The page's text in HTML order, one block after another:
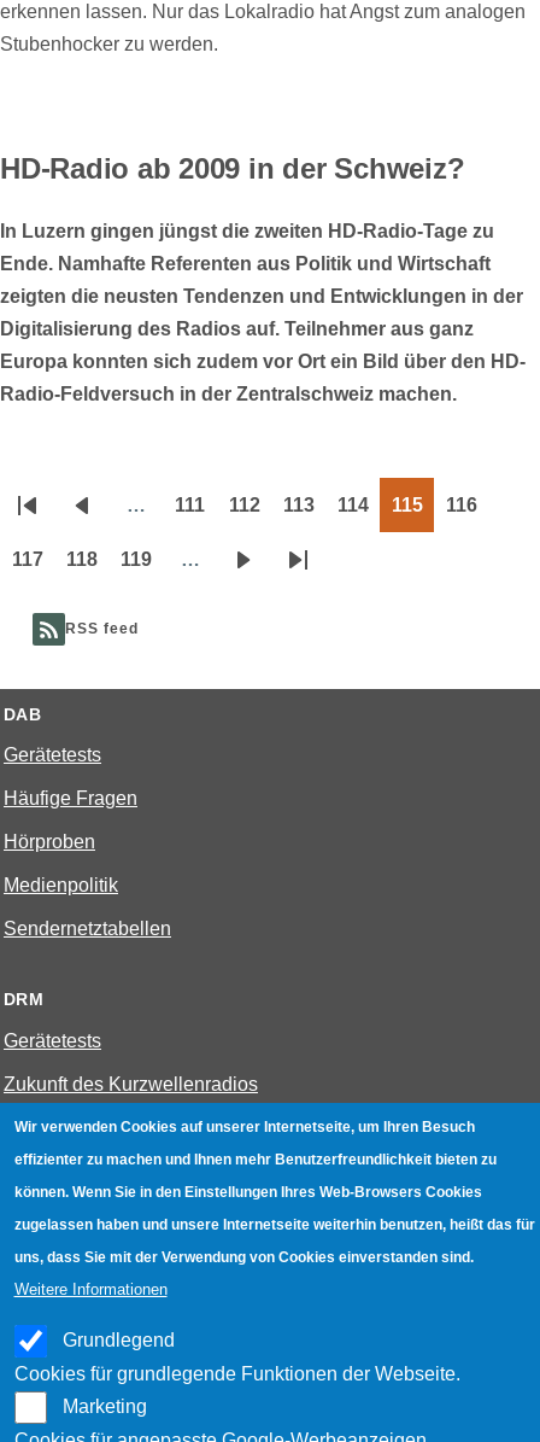
erkennen lassen. Nur das Lokalradio hat Angst zum analogen
Stubenhocker zu werden.
HD-Radio ab 2009 in der Schweiz?
In Luzern gingen jüngst die zweiten HD-Radio-Tage zu
Ende. Namhafte Referenten aus Politik und Wirtschaft
zeigten die neusten Tendenzen und Entwicklungen in der
Digitalisierung des Radios auf. Teilnehmer aus ganz
Europa konnten sich zudem vor Ort ein Bild über den HD-
Radio-Feldversuch in der Zentralschweiz machen.
Seitennummerierung
Erste
Seite
Vorherige
Seite
… 111 112 113 114 115 116
117 118 119 …
NächsteLetzte
RSS feed
DAB
Gerätetests
Häufige Fragen
Hörproben
Medienpolitik
Sendernetztabellen
DRM
Gerätetests
Zukunft des Kurzwellenradios
W-LAN
Bestenliste
Gerätetests
Hotspot absichern
WLAN-Testbuch
Wir verwenden Cookies auf unserer Internetseite, um Ihren Besuch
effizienter zu machen und Ihnen mehr Benutzerfreundlichkeit bieten zu
können. Wenn Sie in den Einstellungen Ihres Web-Browsers Cookies
zugelassen haben und unsere Internetseite weiterhin benutzen, heißt das für
uns, dass Sie mit der Verwendung von Cookies einverstanden sind.
Weitere Informationen
Grundlegend
Cookies für grundlegende Funktionen der Webseite.
Marketing